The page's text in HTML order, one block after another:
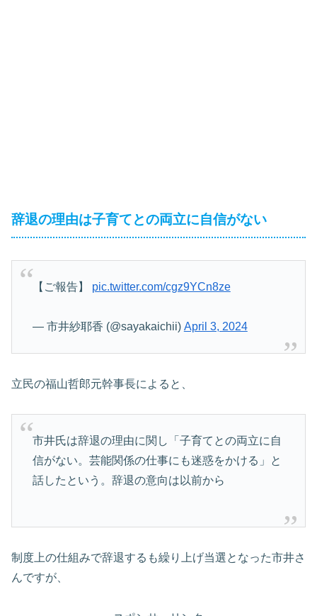
辞退の理由は子育てとの両立に自信がない
【ご報告】 pic.twitter.com/cgz9YCn8ze
— 市井紗耶香 (@sayakaichii) April 3, 2024
立民の福山哲郎元幹事長によると、
市井氏は辞退の理由に関し「子育てとの両立に自
信がない。芸能関係の仕事にも迷惑をかける」と
話したという。辞退の意向は以前から
制度上の仕組みで辞退するも繰り上げ当選となった市井さ
んですが、